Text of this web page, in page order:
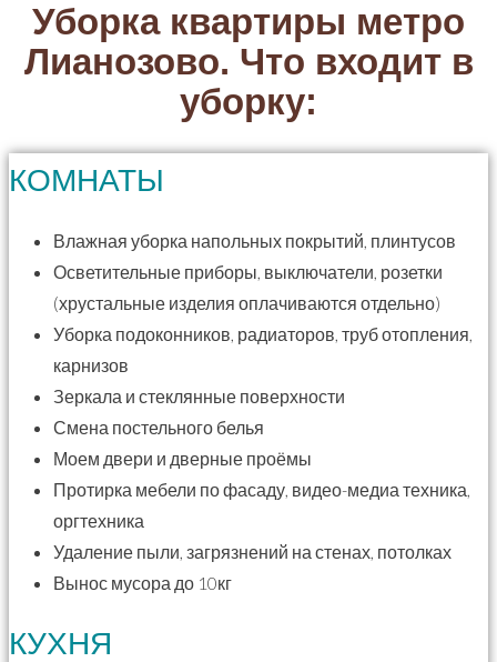
Уборка квартиры метро
Лианозово. Что входит в
уборку:
КОМНАТЫ
Влажная уборка напольных покрытий, плинтусов
Осветительные приборы, выключатели, розетки
(хрустальные изделия оплачиваются отдельно)
Уборка подоконников, радиаторов, труб отопления,
карнизов
Зеркала и стеклянные поверхности
Смена постельного белья
Моем двери и дверные проёмы
Протирка мебели по фасаду, видео-медиа техника,
оргтехника
Удаление пыли, загрязнений на стенах, потолках
Вынос мусора до 10кг
КУХНЯ